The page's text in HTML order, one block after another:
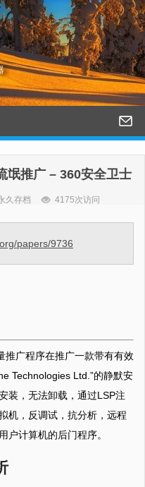
氓推广 – 360安全卫士
久存档 4175次访问
papers/9736
推广程序在推广一款带有有效
Technologies Ltd.”的静默安
装，无法卸载，通过LSP注
机，反调试，抗分析，远程
户计算机的后门程序。